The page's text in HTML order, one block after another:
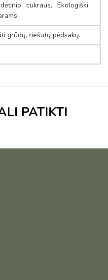
cukraus, Ekologiški,
grūdų, riešutų pėdsakų.
PATIKTI